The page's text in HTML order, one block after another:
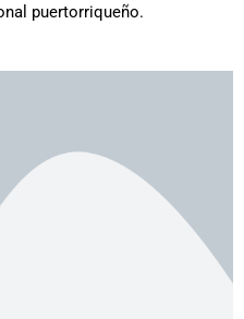
puertorriqueño.